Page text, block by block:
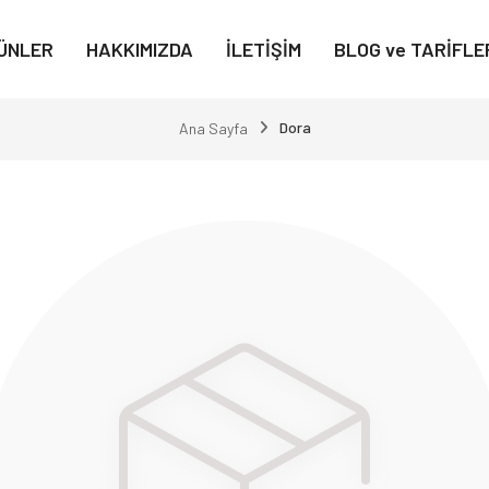
HAKKIMIZDA İLETİŞİM BLOG ve
Ana Sayfa Dora